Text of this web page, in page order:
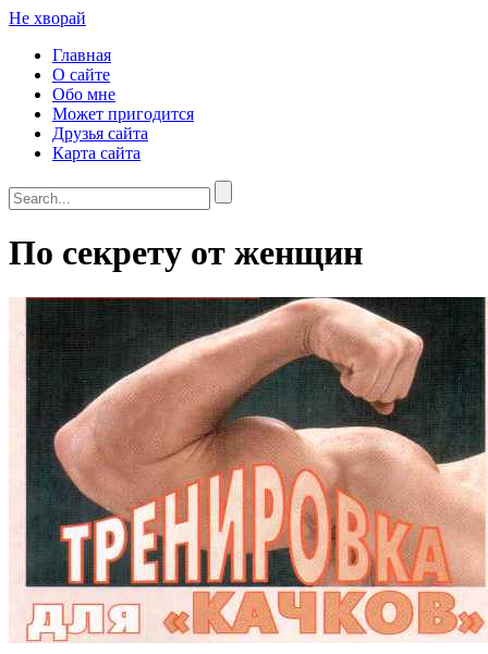
Не хворай
Главная
О сайте
Обо мне
Может пригодится
Друзья сайта
Карта сайта
По секрету от женщин